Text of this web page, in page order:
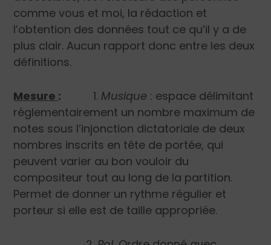
comme vous et moi, la rédaction et
l’obtention des données tout ce qu’il y a de
plus clair. Aucun rapport donc entre les deux
définitions.
Mesure : 1. Musique : espace délimitant
réglementairement un nombre maximum de
notes sous l’injonction dictatoriale de deux
nombres inscrits en tête de portée, qui
peuvent varier au bon vouloir du
compositeur tout au long de la partition.
Permet de donner un rythme régulier et
porteur si elle est de taille appropriée.